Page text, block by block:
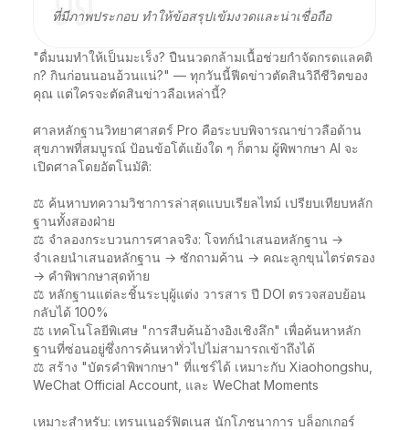
ที่มีภาพประกอบ ทำให้ข้อสรุปเข้มงวดและน่าเชื่อถือ
"ดื่มนมทำให้เป็นมะเร็ง? ปืนนวดกล้ามเนื้อช่วยกำจัดกรดแลคติ
ก? กินก่อนนอนอ้วนแน่?" — ทุกวันนี้ฟีดข่าวตัดสินวิถีชีวิตของ
คุณ แต่ใครจะตัดสินข่าวลือเหล่านี้?
ศาลหลักฐานวิทยาศาสตร์ Pro คือระบบพิจารณาข่าวลือด้าน
สุขภาพที่สมบูรณ์ ป้อนข้อโต้แย้งใด ๆ ก็ตาม ผู้พิพากษา AI จะ
เปิดศาลโดยอัตโนมัติ:
⚖️ ค้นหาบทความวิชาการล่าสุดแบบเรียลไทม์ เปรียบเทียบหลัก
ฐานทั้งสองฝ่าย
⚖️ จำลองกระบวนการศาลจริง: โจทก์นำเสนอหลักฐาน →
จำเลยนำเสนอหลักฐาน → ซักถามค้าน → คณะลูกขุนไตร่ตรอง
→ คำพิพากษาสุดท้าย
⚖️ หลักฐานแต่ละชิ้นระบุผู้แต่ง วารสาร ปี DOI ตรวจสอบย้อน
กลับได้ 100%
⚖️ เทคโนโลยีพิเศษ "การสืบค้นอ้างอิงเชิงลึก" เพื่อค้นหาหลัก
ฐานที่ซ่อนอยู่ซึ่งการค้นหาทั่วไปไม่สามารถเข้าถึงได้
⚖️ สร้าง "บัตรคำพิพากษา" ที่แชร์ได้ เหมาะกับ Xiaohongshu,
WeChat Official Account, และ WeChat Moments
เหมาะสำหรับ: เทรนเนอร์ฟิตเนส นักโภชนาการ บล็อกเกอร์